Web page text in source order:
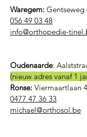
Waregem: Gentseweg
056 49 03 48
​info@orthopedie-
Oudenaarde:
(nieuw adres vanaf 1
Ronse: Viermaartlaan 4
0477 47 36 33
michael@orthosol.be